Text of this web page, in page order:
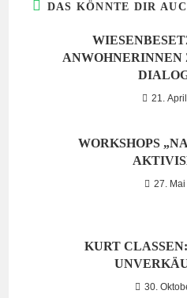
DAS KÖNNTE DIR
ANWOHNERINNEN
21.
WORKSHOPS
27.
KURT
30.